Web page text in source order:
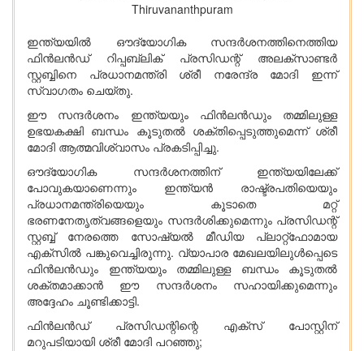
Thiruvananthpuram
ഇന്ത്യയിൽ ഔദ്യോഗിക സന്ദർശനത്തിനെത്തിയ
ഫിൻലൻഡ് റിപ്പബ്ലിക് പ്രസിഡന്റ് അലക്സാണ്ടർ
സ്റ്റബ്ബിനെ പ്രധാനമന്ത്രി ശ്രീ നരേന്ദ്ര മോദി ഇന്ന്
സ്വാഗതം ചെയ്തു.
ഈ സന്ദർശനം ഇന്ത്യയും ഫിൻലൻഡും തമ്മിലുള്ള
ഉഭയകക്ഷി ബന്ധം കൂടുതൽ ശക്തിപ്പെടുത്തുമെന്ന് ശ്രീ
മോദി ആത്മവിശ്വാസം പ്രകടിപ്പിച്ചു.
ഔദ്യോഗിക സന്ദർശനത്തിന് ഇന്ത്യയിലേക്ക്
പോവുകയാണെന്നും ഇന്ത്യൻ രാഷ്ട്രപതിയെയും
പ്രധാനമന്ത്രിയെയും കൂടാതെ മറ്റ്
ഭരണനേതൃത്വങ്ങളെയും സന്ദർശിക്കുമെന്നും പ്രസിഡന്റ്
സ്റ്റബ്ബ് നേരത്തെ സോഷ്യൽ മീഡിയ പ്ലാറ്റ്‌ഫോമായ
എക്സിൽ പങ്കുവെച്ചിരുന്നു. വ്യാപാര മേഖലയിലുൾപ്പെടെ
ഫിൻലൻഡും ഇന്ത്യയും തമ്മിലുള്ള ബന്ധം കൂടുതൽ
ശക്തമാക്കാൻ ഈ സന്ദർശനം സഹായിക്കുമെന്നും
അദ്ദേഹം ചൂണ്ടിക്കാട്ടി.
ഫിൻലൻഡ് പ്രസിഡന്റിന്റെ എക്സ് പോസ്റ്റിന്
മറുപടിയായി ശ്രീ മോദി പറഞ്ഞു;